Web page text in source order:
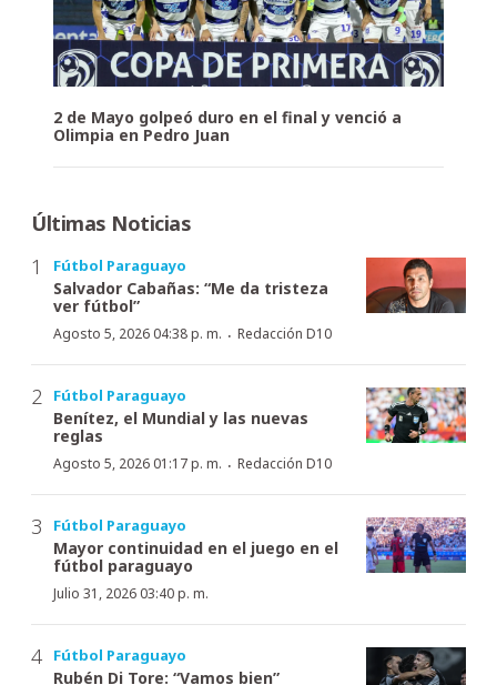
2 de Mayo golpeó duro en el final y venció a
Olimpia en Pedro Juan
Últimas Noticias
Fútbol Paraguayo
Salvador Cabañas: “Me da tristeza
ver fútbol”
Agosto 5, 2026 04:38 p. m. · Redacción D10
Fútbol Paraguayo
Benítez, el Mundial y las nuevas
reglas
Agosto 5, 2026 01:17 p. m. · Redacción D10
Fútbol Paraguayo
Mayor continuidad en el juego en el
fútbol paraguayo
Julio 31, 2026 03:40 p. m.
Fútbol Paraguayo
Rubén Di Tore: “Vamos bien”